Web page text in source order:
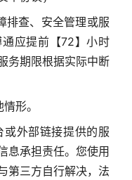
排查、安全管理或服
应提前【72】小时
务期限根据实际中断
形。
外部链接提供的服
息承担责任。您使用
第三方自行解决，法